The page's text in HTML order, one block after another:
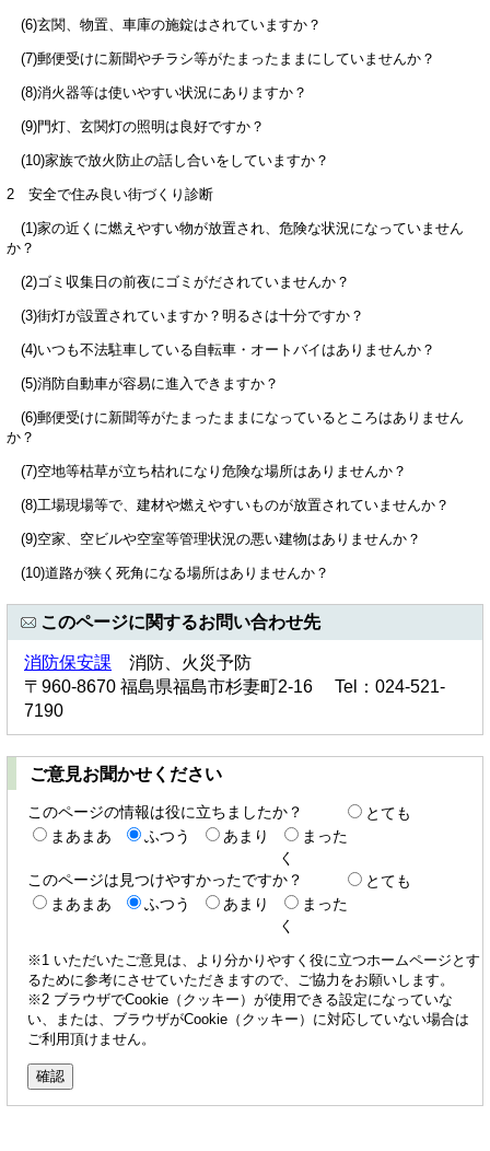
(6)玄関、物置、車庫の施錠はされていますか？
(7)郵便受けに新聞やチラシ等がたまったままにしていませんか？
(8)消火器等は使いやすい状況にありますか？
(9)門灯、玄関灯の照明は良好ですか？
(10)家族で放火防止の話し合いをしていますか？
2 安全で住み良い街づくり診断
(1)家の近くに燃えやすい物が放置され、危険な状況になっていません
か？
(2)ゴミ収集日の前夜にゴミがだされていませんか？
(3)街灯が設置されていますか？明るさは十分ですか？
(4)いつも不法駐車している自転車・オートバイはありませんか？
(5)消防自動車が容易に進入できますか？
(6)郵便受けに新聞等がたまったままになっているところはありません
か？
(7)空地等枯草が立ち枯れになり危険な場所はありませんか？
(8)工場現場等で、建材や燃えやすいものが放置されていませんか？
(9)空家、空ビルや空室等管理状況の悪い建物はありませんか？
(10)道路が狭く死角になる場所はありませんか？
このページに関するお問い合わせ先
消防保安課 消防、火災予防
〒960-8670 福島県福島市杉妻町2-16 Tel：024-521-
7190
ご意見お聞かせください
このページの情報は役に立ちましたか？
とても
まあまあ
ふつう あまり
まった
く
このページは見つけやすかったですか？
とても
まあまあ
ふつう あまり
まった
く
※1 いただいたご意見は、より分かりやすく役に立つホームページとす
るために参考にさせていただきますので、ご協力をお願いします。
※2 ブラウザでCookie（クッキー）が使用できる設定になっていな
い、または、ブラウザがCookie（クッキー）に対応していない場合は
ご利用頂けません。